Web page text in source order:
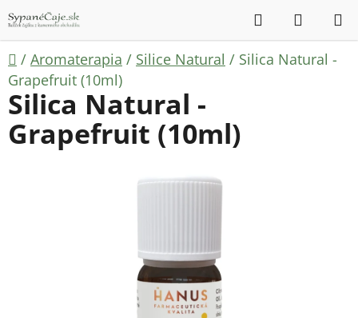
na
obsah
Hľadať
KOŠÍK
Domov
/ Aromaterapia / Silice Natural / Silica Natural -
Grapefruit (10ml)
Silica Natural -
Grapefruit (10ml)